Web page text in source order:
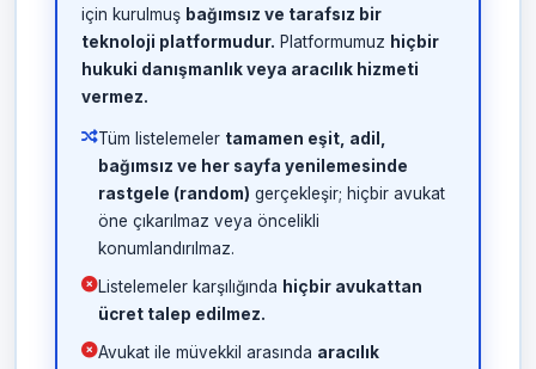
için kurulmuş bağımsız ve tarafsız bir
teknoloji platformudur. Platformumuz hiçbir
hukuki danışmanlık veya aracılık hizmeti
vermez.
Tüm listelemeler tamamen eşit, adil,
bağımsız ve her sayfa yenilemesinde
rastgele (random) gerçekleşir; hiçbir avukat
öne çıkarılmaz veya öncelikli
konumlandırılmaz.
Listelemeler karşılığında hiçbir avukattan
ücret talep edilmez.
Avukat ile müvekkil arasında aracılık